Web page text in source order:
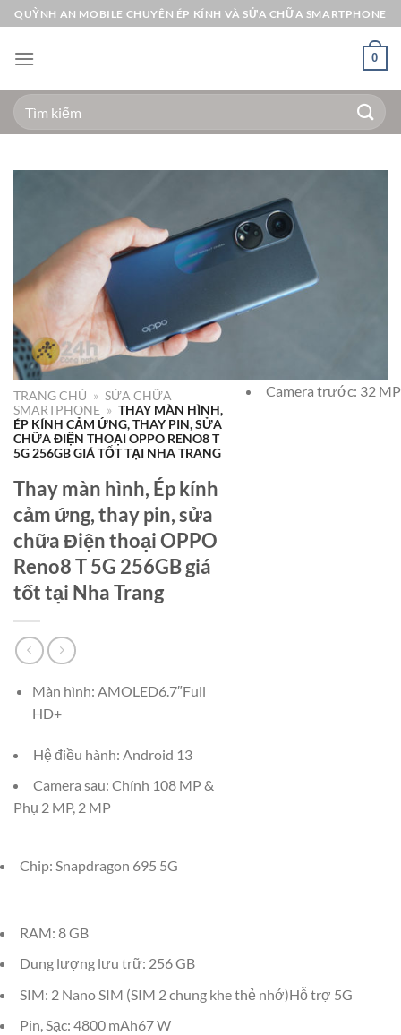
Bỏ
qua
nội
QUỲNH AN MOBILE CHUYÊN ÉP KÍNH VÀ SỬA CHỮA SMARTPHONE
0
Tìm
kiếm:
TRANG CHỦ » SỬA CHỮA
SMARTPHONE » THAY MÀN HÌNH,
ÉP KÍNH CẢM ỨNG, THAY PIN, SỬA
CHỮA ĐIỆN THOẠI OPPO RENO8 T
5G 256GB GIÁ TỐT TẠI NHA TRANG
Thay màn hình, Ép kính
cảm ứng, thay pin, sửa
chữa Điện thoại OPPO
Reno8 T 5G 256GB giá
tốt tại Nha Trang
Màn hình: AMOLED6.7″Full
HD+
Hệ điều hành: Android 13
Camera sau: Chính 108 MP &
Phụ 2 MP, 2 MP
Camera trước: 32 MP
Chip: Snapdragon 695 5G
RAM: 8 GB
Dung lượng lưu trữ: 256 GB
SIM: 2 Nano SIM (SIM 2 chung khe thẻ nhớ)Hỗ trợ 5G
Pin, Sạc: 4800 mAh67 W